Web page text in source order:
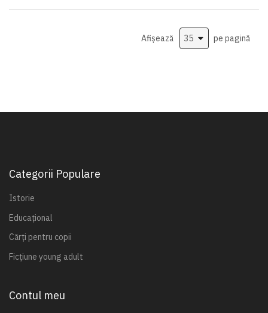
Afișează pe pagină
Categorii Populare
Istorie
Educațional
Cărți pentru copii
Ficțiune young adult
Contul meu